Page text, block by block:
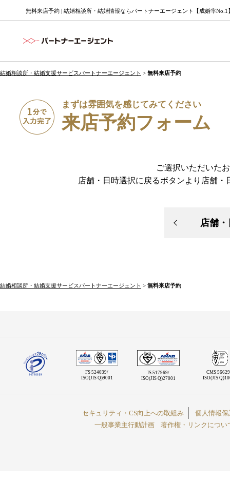
無料来店予約 | 結婚相談所・結婚情報ならパートナーエージェント【成婚率No.1
結婚相談所・結婚支援サービスパートナーエージェント > 無料来店予約
まずは雰囲気を感じてみてください
来店予約フォーム
ご選択いただいた
店舗・日時選択に戻るボタンより店舗
店舗
結婚相談所・結婚支援サービスパートナーエージェント > 無料来店予約
FS 524039/
ISO(JIS Q)9001
IS 517969/
ISO(JIS Q)27001
CMS
ISO(JIS
セキュリティ・CS向上への取組み
個人情報保
一般事業主行動計画
著作権・リンクについ